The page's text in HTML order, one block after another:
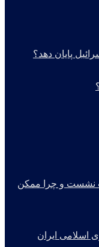
پایان دهد؟
نشست و چرا ممکن
اسلامی ایران